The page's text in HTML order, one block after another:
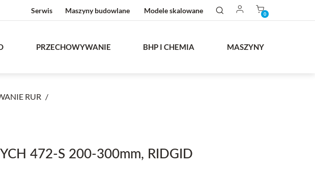
Serwis Maszyny budowlane Modele skalowane 0
PRZECHOWYWANIE BHP I CHEMIA MASZYNY
RUR
472-S 200-300mm, RIDGID